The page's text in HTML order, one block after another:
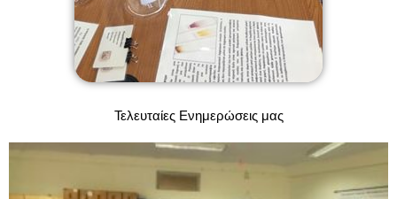
Τελευταίες Ενημερώσεις μας